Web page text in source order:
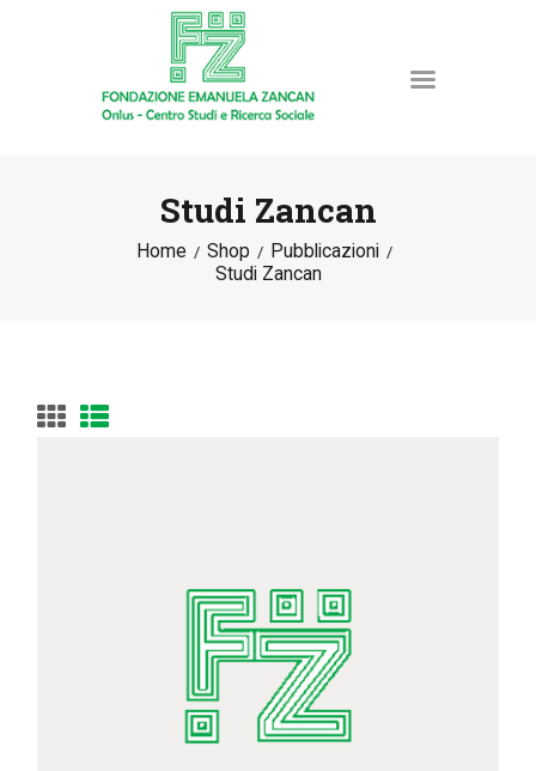
Studi Zancan
Home Shop
Pubblicazioni
Studi Zancan
HOME
RISORSE
CARRELLO